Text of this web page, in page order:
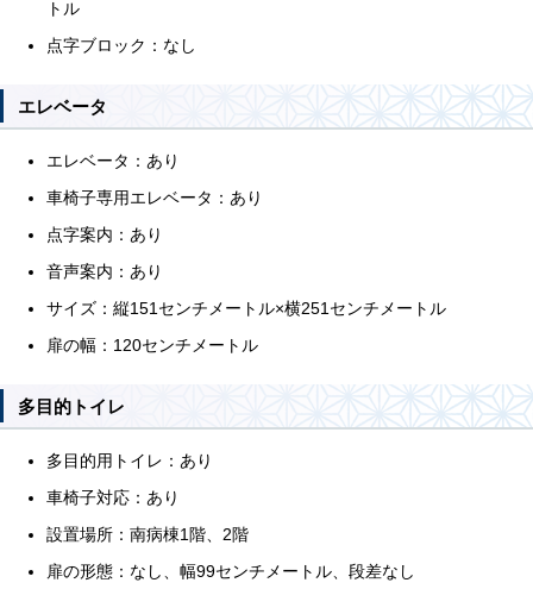
トル
点字ブロック：なし
エレベータ
エレベータ：あり
車椅子専用エレベータ：あり
点字案内：あり
音声案内：あり
サイズ：縦151センチメートル×横251センチメートル
扉の幅：120センチメートル
多目的トイレ
多目的用トイレ：あり
車椅子対応：あり
設置場所：南病棟1階、2階
扉の形態：なし、幅99センチメートル、段差なし